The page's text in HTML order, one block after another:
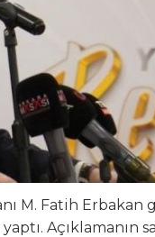
Parklara Taşındı
M. Fatih
Açıklamanın